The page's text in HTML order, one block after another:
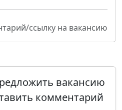
ссылку на вакансию
вакансию
комментарий